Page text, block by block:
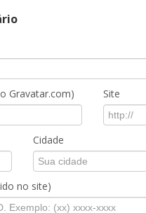
Gravatar.com) Site
Cidade
no site)